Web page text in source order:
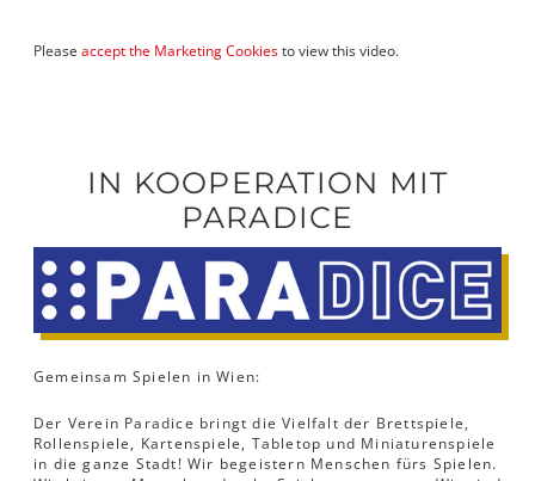
Please accept the Marketing Cookiesto view this video.
IN KOOPERATION MIT
PARADICE
Gemeinsam Spielen in Wien:
Der Verein Paradice bringt die Vielfalt der Brettspiele,
Rollenspiele, Kartenspiele, Tabletop und Miniaturenspiele
in die ganze Stadt! Wir begeistern Menschen fürs Spielen.